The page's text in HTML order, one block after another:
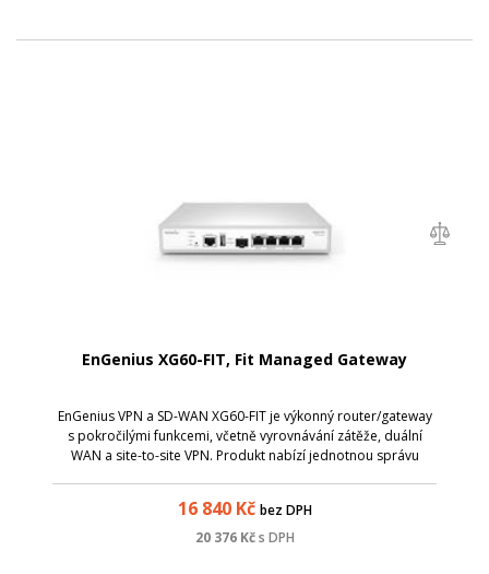
EnGenius XG60-FIT, Fit Managed Gateway
EnGenius VPN a SD-WAN XG60-FIT je výkonný router/gateway
s pokročilými funkcemi, včetně vyrovnávání zátěže, duální
WAN a site-to-site VPN. Produkt nabízí jednotnou správu
16 840Kč bez DPH
20 376Kč s DPH